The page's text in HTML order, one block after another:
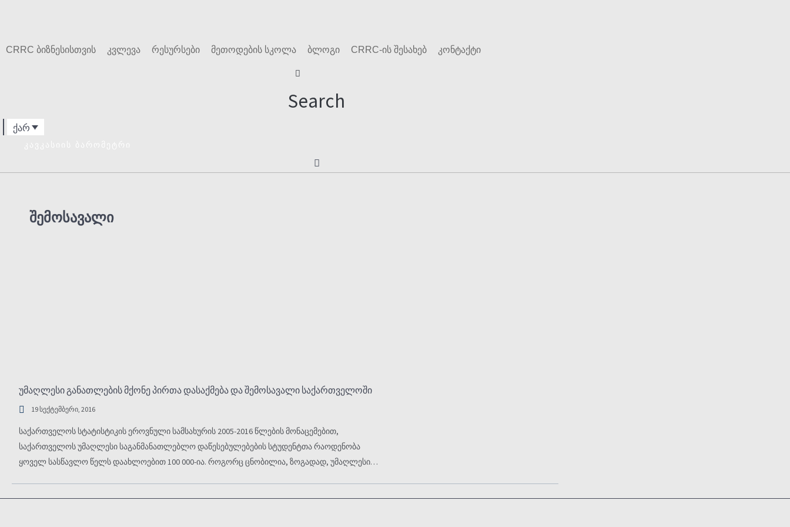
content
CRRC ბიზნესისთვის კვლევა რესურსები მეთოდების სკოლა ბლოგი CRRC-ის შესახებ კონტაქტი
Search
ქარ
შემოსავალი
უმაღლესი განათლების მქონე პირთა დასაქმება და შემოსავალი საქართველოში
19 სექტემბერი, 2016
საქართველოს სტატისტიკის ეროვნული სამსახურის 2005-2016 წლების მონაცემებით,
საქართველოს უმაღლესი საგანმანათლებლო დაწესებულებების სტუდენტთა რაოდენობა
ყოველ სასწავლო წელს დაახლოებით 100 000-ია. როგორც ცნობილია, ზოგადად, უმაღლესი